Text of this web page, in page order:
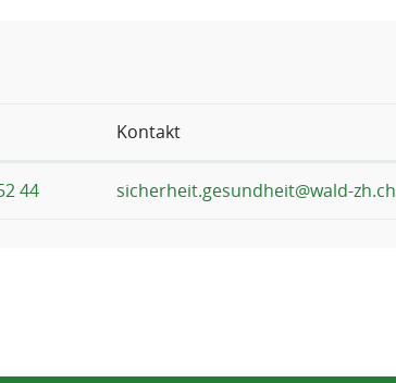
Kontakt
44 sicherheit.gesundheit@wald-zh.ch